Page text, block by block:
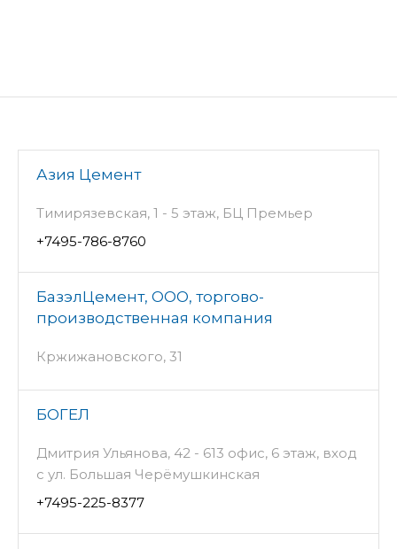
Азия Цемент
Тимирязевская, 1 - 5 этаж, БЦ Премьер
+7495-786-8760
БазэлЦемент, ООО, торгово-
производственная компания
Кржижановского, 31
БОГЕЛ
Дмитрия Ульянова, 42 - 613 офис, 6 этаж, вход
с ул. Большая Черёмушкинская
+7495-225-8377